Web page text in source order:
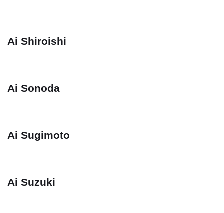
Ai Shiroishi
Ai Sonoda
Ai Sugimoto
Ai Suzuki